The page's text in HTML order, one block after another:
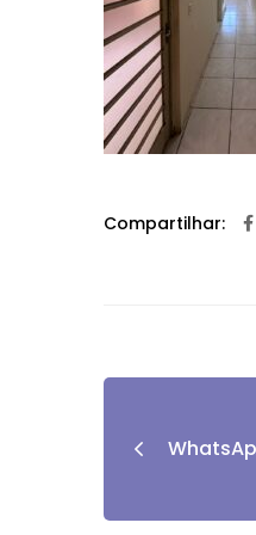
Compartilhar: